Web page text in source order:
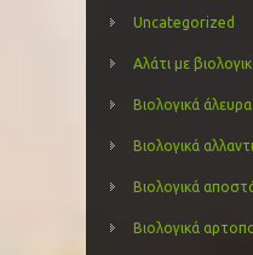
Uncategorized
Αλάτι με
Βιολογικά άλευρα
Βιολογικά
Βιολογικά
Βιολογικά